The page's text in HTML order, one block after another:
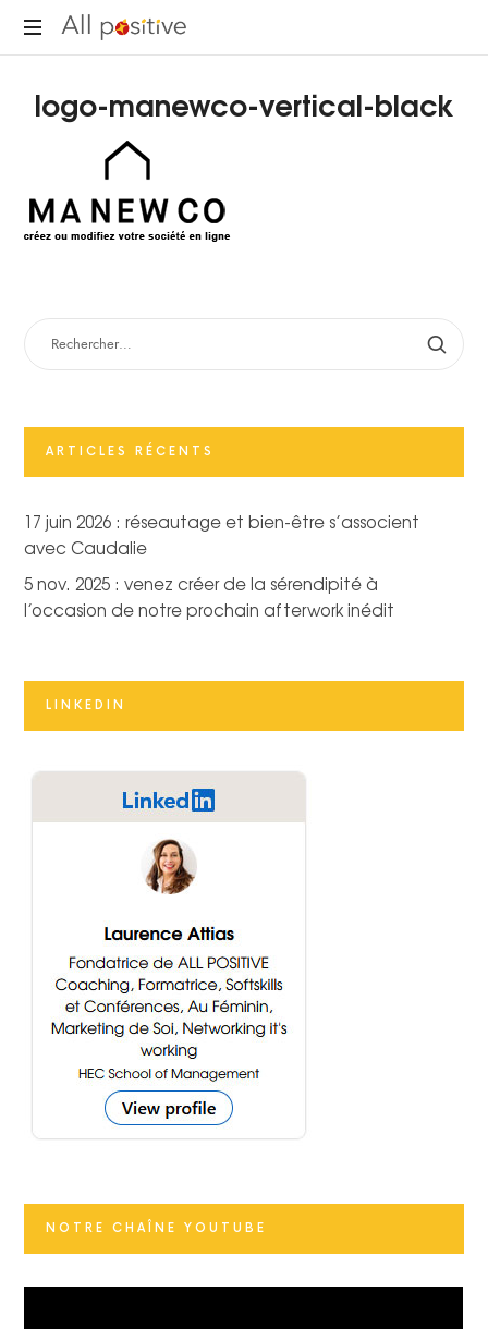
All
pour
se
réinventer."
logo-manewco-vertical-black
RECHERCHER :
ARTICLES RÉCENTS
17 juin 2026 : réseautage et bien-être s’associent
avec Caudalie
5 nov. 2025 : venez créer de la sérendipité à
l’occasion de notre prochain afterwork inédit
LINKEDIN
NOTRE CHAÎNE YOUTUBE